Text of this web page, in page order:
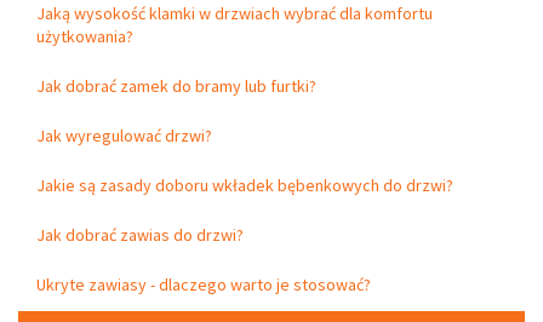
Jaką wysokość klamki w drzwiach wybrać dla komfortu
użytkowania?
Jak dobrać zamek do bramy lub furtki?
Jak wyregulować drzwi?
Jakie są zasady doboru wkładek bębenkowych do drzwi?
Jak dobrać zawias do drzwi?
Ukryte zawiasy - dlaczego warto je stosować?